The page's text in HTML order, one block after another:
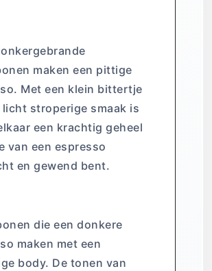
maken een pittige
Met een klein bittertje
licht stroperige smaak is
een krachtig geheel
van een espresso
en gewend bent.
die een donkere
maken met een
body. De tonen van